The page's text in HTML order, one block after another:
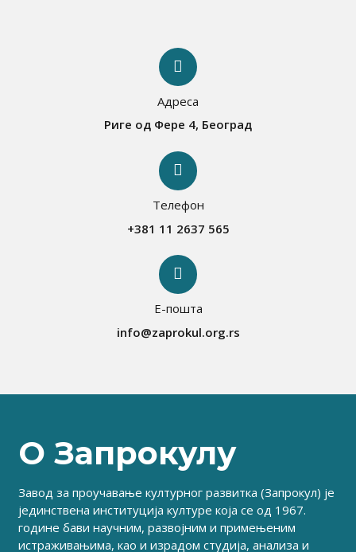
Адреса
Риге од Фере 4, Београд
Телефон
+381 11 2637 565
Е-пошта
info@zaprokul.org.rs
О Запрокулу
Завод за проучавање културног развитка (Запрокул) је
јединствена институција културе која се од 1967.
године бави научним, развојним и примењеним
истраживањима, као и израдом студија, анализа и